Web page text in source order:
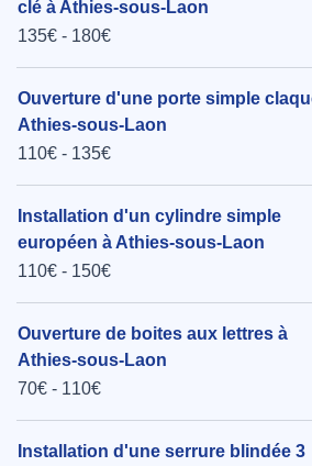
clé à Athies-sous-Laon
135€ - 180€
Ouverture d'une porte simple
Athies-sous-Laon
110€ - 135€
Installation d'un cylindre simple
européen à Athies-sous-Laon
110€ - 150€
Ouverture de boites aux lettres à
Athies-sous-Laon
70€ - 110€
Installation d'une serrure blindée 3